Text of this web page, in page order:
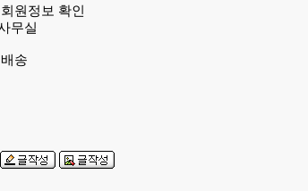
원정보 확인
무실
송